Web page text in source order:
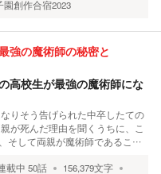
園創作合宿2023
強の魔術師の秘密と
高校生が最強の魔術師にな
りそう告げられた中卒したての
が死んだ理由を聞くうちに、こ
そして両親が魔術師であるこ…
載中 50話 156,379文字